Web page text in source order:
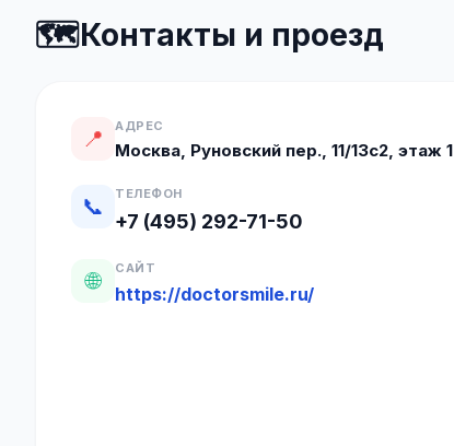
🗺️Контакты и проезд
📍 АДРЕС
Москва, Руновский пер., 11/13с2, этаж 1
📞 ТЕЛЕФОН
+7 (495) 292-71-50
🌐 САЙТ
https://doctorsmile.ru/